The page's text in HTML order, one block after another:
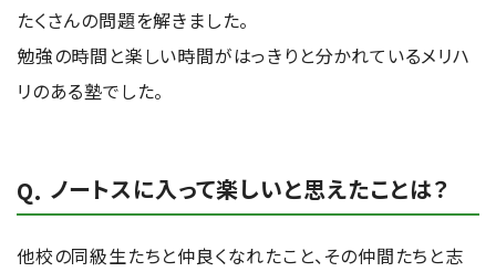
たくさんの問題を解きました。
勉強の時間と楽しい時間がはっきりと分かれているメリハ
リのある塾でした。
ノートスに入って楽しいと思えたことは？
他校の同級生たちと仲良くなれたこと、その仲間たちと志